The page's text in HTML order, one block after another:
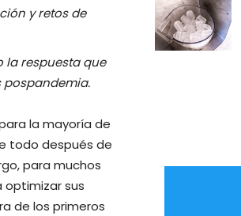
y retos de
la respuesta que
pospandemia.
la mayoría de
todo después de
para muchos
sus
de los primeros